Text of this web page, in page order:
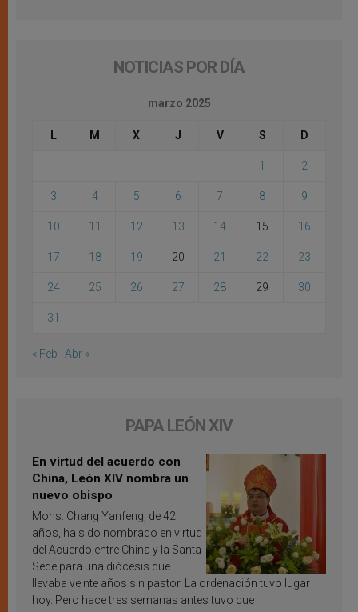
NOTICIAS POR DÍA
marzo 2025
L M X J V S D
1 2
3 4 5 6 7 8 9
10 11 12 13 14 15 16
17 18 19 20 21 22 23
24 25 26 27 28 29 30
31
« Feb Abr »
PAPA LEÓN XIV
En virtud del acuerdo con
China, León XIV nombra un
nuevo obispo
Mons. Chang Yanfeng, de 42
años, ha sido nombrado en virtud
del Acuerdo entre China y la Santa
Sede para una diócesis que
llevaba veinte años sin pastor. La ordenación tuvo lugar
hoy. Pero hace tres semanas antes tuvo que